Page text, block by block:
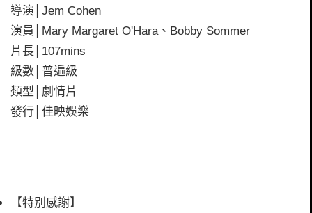
導演│Jem Cohen
演員│Mary Margaret O'Hara、Bobby Sommer
片長│107mins
級數│普遍級
類型│劇情片
發行│佳映娛樂
【特別感謝】